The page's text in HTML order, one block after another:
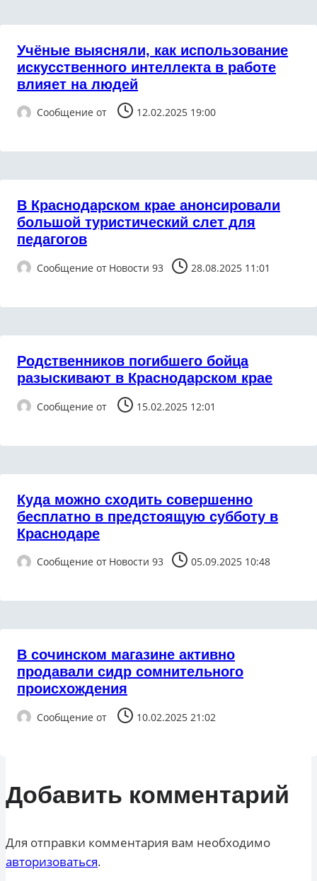
Учёные выясняли, как использование
искусственного интеллекта в работе
влияет на людей
Сообщение от 12.02.2025 19:00
В Краснодарском крае анонсировали
большой туристический слет для
педагогов
Сообщение от Новости 93 28.08.2025 11:01
Родственников погибшего бойца
разыскивают в Краснодарском крае
Сообщение от 15.02.2025 12:01
Куда можно сходить совершенно
бесплатно в предстоящую субботу в
Краснодаре
Сообщение от Новости 93 05.09.2025 10:48
В сочинском магазине активно
продавали сидр сомнительного
происхождения
Сообщение от 10.02.2025 21:02
Добавить комментарий
Для отправки комментария вам необходимо
авторизоваться.